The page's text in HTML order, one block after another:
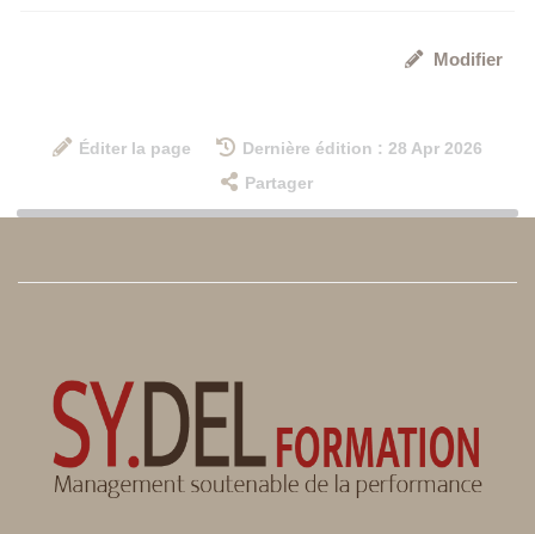
Modifier
Éditer la page
Dernière édition : 28 Apr 2026
Partager